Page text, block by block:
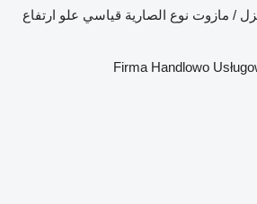
/ مازوت نوع الصارية قياسي علو ارتفاع
Firma Handlowo